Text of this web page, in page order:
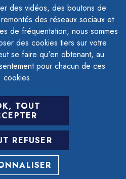
des vidéos, des boutons de
des réseaux sociaux et
de fréquentation, nous sommes
des cookies tiers sur votre
se faire qu'en obtenant, au
pour chacun de ces
cookies.
TOUT
REFUSER
CONFORME
DU SITE
LÉGALES
À LA PROTECTION DES DONNÉES
DES COOKIES
ADRESSE E-MAIL
INSCRIRE :
DÉSINSCRIPTION